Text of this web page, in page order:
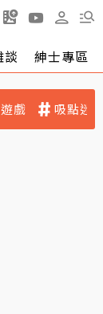
談 紳士專區
戲 吸點迷